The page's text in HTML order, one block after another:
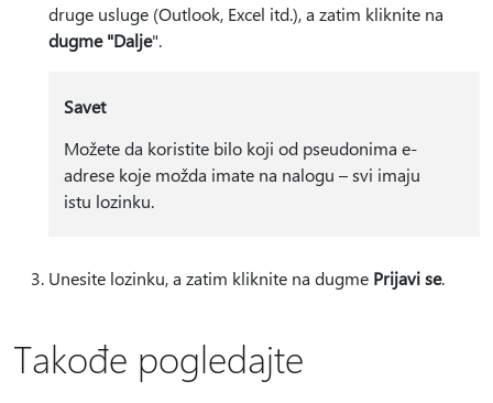
druge usluge (Outlook, Excel itd.), a zatim kliknite na
dugme "Dalje".
Savet
Možete da koristite bilo koji od pseudonima e-
adrese koje možda imate na nalogu – svi imaju
istu lozinku.
Unesite lozinku, a zatim kliknite na dugme Prijavi se.
Takođe pogledajte